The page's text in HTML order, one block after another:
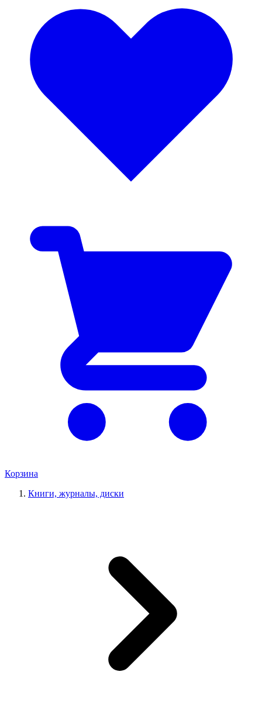
Корзина
Книги, журналы, диски